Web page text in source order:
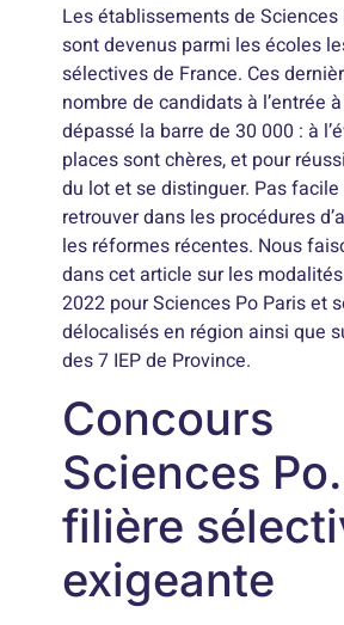
Les établissements de Sciences
sont devenus parmi les écoles
sélectives de France. Ces
nombre de candidats à l’entrée
dépassé la barre de 30 000 : à
places sont chères, et pour
du lot et se distinguer. Pas facile
retrouver dans les procédures
les réformes récentes. Nous
dans cet article sur les
2022 pour Sciences Po Paris et
délocalisés en région ainsi que
des 7 IEP de Province.
Concours
Sciences
filière
exigeante